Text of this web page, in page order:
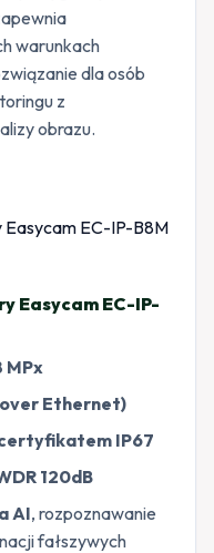
warunkach
dla osób
z
obrazu.
Easycam EC-IP-
MPx
Ethernet)
IP67
120dB
AI, rozpoznawanie
fałszywych